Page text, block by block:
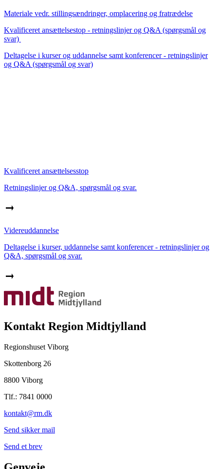
Materiale vedr. stillingsændringer, omplacering og fratrædelse
Kvalificeret ansættelsestop - retningslinjer og Q&A (spørgsmål og
svar)
Deltagelse i kurser og uddannelse samt konferencer - retningslinjer
og Q&A (spørgsmål og svar)
Kvalificeret ansættelsesstop
Retningslinjer og Q&A, spørgsmål og svar.
Videreuddannelse
Deltagelse i kurser, uddannelse samt konferencer - retningslinjer og
Q&A, spørgsmål og svar.
Kontakt Region Midtjylland
Regionshuset Viborg
Skottenborg 26
8800 Viborg
Tlf.: 7841 0000
kontakt@rm.dk
Send sikker mail
Send et brev